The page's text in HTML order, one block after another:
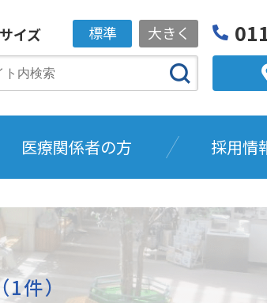
イズ 標準 大きく
医療関係者の方 採用情
件）